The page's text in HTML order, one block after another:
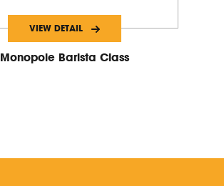
VIEW DETAIL
Monopole Barista Class